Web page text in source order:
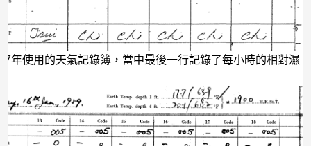
年使用的天氣記錄簿，當中最後一行記錄了每小時的相對濕